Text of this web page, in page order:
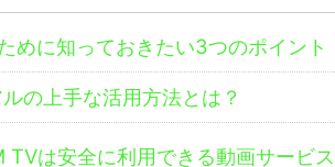
めに知っておきたい3つのポイント
の上手な活用方法とは？
TVは安全に利用できる動画サービス